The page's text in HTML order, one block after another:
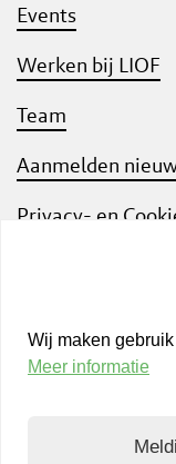
Wij maken
Meer informatie
Events
Werken bij LIOF
Team
Aanmelden
Privacy- en
community